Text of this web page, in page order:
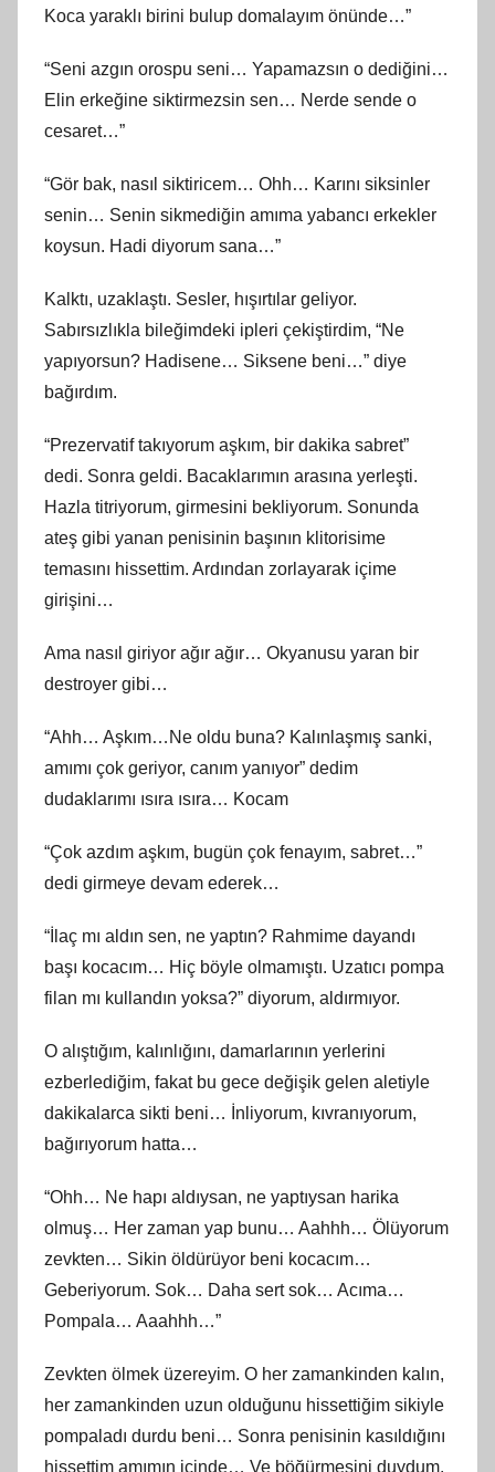
Koca yaraklı birini bulup domalayım önünde…”
“Seni azgın orospu seni… Yapamazsın o dediğini…
Elin erkeğine siktirmezsin sen… Nerde sende o
cesaret…”
“Gör bak, nasıl siktiricem… Ohh… Karını siksinler
senin… Senin sikmediğin amıma yabancı erkekler
koysun. Hadi diyorum sana…”
Kalktı, uzaklaştı. Sesler, hışırtılar geliyor.
Sabırsızlıkla bileğimdeki ipleri çekiştirdim, “Ne
yapıyorsun? Hadisene… Siksene beni…” diye
bağırdım.
“Prezervatif takıyorum aşkım, bir dakika sabret”
dedi. Sonra geldi. Bacaklarımın arasına yerleşti.
Hazla titriyorum, girmesini bekliyorum. Sonunda
ateş gibi yanan penisinin başının klitorisime
temasını hissettim. Ardından zorlayarak içime
girişini…
Ama nasıl giriyor ağır ağır… Okyanusu yaran bir
destroyer gibi…
“Ahh… Aşkım…Ne oldu buna? Kalınlaşmış sanki,
amımı çok geriyor, canım yanıyor” dedim
dudaklarımı ısıra ısıra… Kocam
“Çok azdım aşkım, bugün çok fenayım, sabret…”
dedi girmeye devam ederek…
“İlaç mı aldın sen, ne yaptın? Rahmime dayandı
başı kocacım… Hiç böyle olmamıştı. Uzatıcı pompa
filan mı kullandın yoksa?” diyorum, aldırmıyor.
O alıştığım, kalınlığını, damarlarının yerlerini
ezberlediğim, fakat bu gece değişik gelen aletiyle
dakikalarca sikti beni… İnliyorum, kıvranıyorum,
bağırıyorum hatta…
“Ohh… Ne hapı aldıysan, ne yaptıysan harika
olmuş… Her zaman yap bunu… Aahhh… Ölüyorum
zevkten… Sikin öldürüyor beni kocacım…
Geberiyorum. Sok… Daha sert sok… Acıma…
Pompala… Aaahhh…”
Zevkten ölmek üzereyim. O her zamankinden kalın,
her zamankinden uzun olduğunu hissettiğim sikiyle
pompaladı durdu beni… Sonra penisinin kasıldığını
hissettim amımın içinde… Ve böğürmesini duydum.